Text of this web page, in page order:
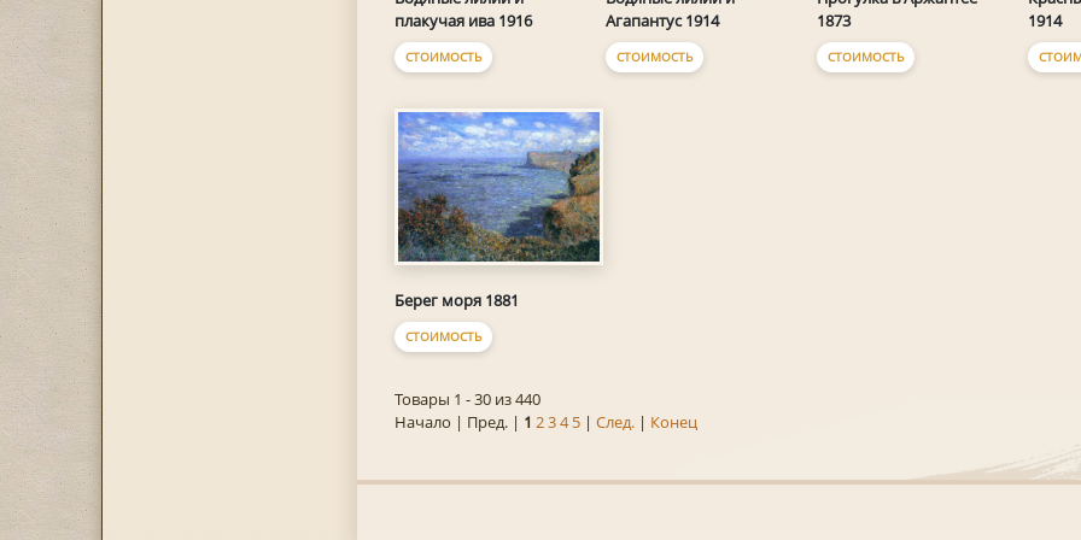
плакучая ива 1916
СТОИМОСТЬ
Агапантус 1914
СТОИМОСТЬ
1873
СТОИМОСТЬ
1914
Берег моря 1881
СТОИМОСТЬ
Товары 1 - 30 из 440
Начало | Пред. | 1 234 5| След.| Конец